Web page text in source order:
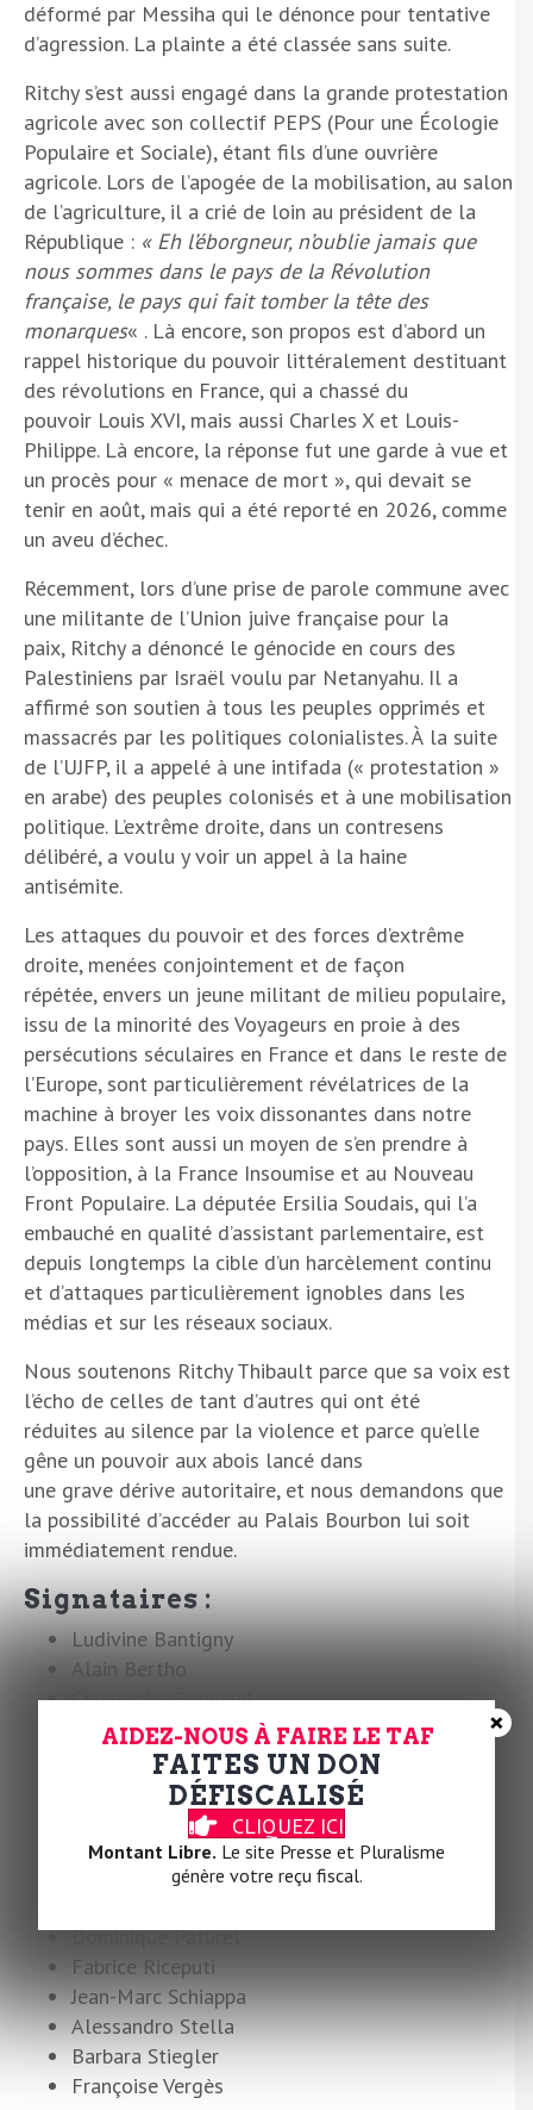
déformé par Messiha qui le dénonce pour tentative
d’agression. La plainte a été classée sans suite.
Ritchy s’est aussi engagé dans la grande protestation
agricole avec son collectif PEPS (Pour une Écologie
Populaire et Sociale), étant fils d’une ouvrière
agricole. Lors de l’apogée de la mobilisation, au salon
de l’agriculture, il a crié de loin au président de la
République : « Eh l’éborgneur, n’oublie jamais que
nous sommes dans le pays de la Révolution
française, le pays qui fait tomber la tête des
monarques« . Là encore, son propos est d’abord un
rappel historique du pouvoir littéralement destituant
des révolutions en France, qui a chassé du
pouvoir Louis XVI, mais aussi Charles X et Louis-
Philippe. Là encore, la réponse fut une garde à vue et
un procès pour « menace de mort », qui devait se
tenir en août, mais qui a été reporté en 2026, comme
un aveu d’échec.
Récemment, lors d’une prise de parole commune avec
une militante de l’Union juive française pour la
paix, Ritchy a dénoncé le génocide en cours des
Palestiniens par Israël voulu par Netanyahu. Il a
affirmé son soutien à tous les peuples opprimés et
massacrés par les politiques colonialistes. À la suite
de l’UJFP, il a appelé à une intifada (« protestation »
en arabe) des peuples colonisés et à une mobilisation
politique. L’extrême droite, dans un contresens
délibéré, a voulu y voir un appel à la haine
antisémite.
Les attaques du pouvoir et des forces d’extrême
droite, menées conjointement et de façon
répétée, envers un jeune militant de milieu populaire,
issu de la minorité des Voyageurs en proie à des
persécutions séculaires en France et dans le reste de
l’Europe, sont particulièrement révélatrices de la
machine à broyer les voix dissonantes dans notre
pays. Elles sont aussi un moyen de s’en prendre à
l’opposition, à la France Insoumise et au Nouveau
Front Populaire. La députée Ersilia Soudais, qui l’a
embauché en qualité d’assistant parlementaire, est
depuis longtemps la cible d’un harcèlement continu
et d’attaques particulièrement ignobles dans les
médias et sur les réseaux sociaux.
Nous soutenons Ritchy Thibault parce que sa voix est
l’écho de celles de tant d’autres qui ont été
réduites au silence par la violence et parce qu’elle
gêne un pouvoir aux abois lancé dans
une grave dérive autoritaire, et nous demandons que
la possibilité d’accéder au Palais Bourbon lui soit
immédiatement rendue.
Signataires :
Ludivine Bantigny
Alain Bertho
Christophe Bonneuil
Yannick Bosc
Philippe Boursier
Deborah Cohen
Jean-Baptiste Comby
Samuel Hayat
Olivier Le Cour Grandmaison
Dominique Paturel
Fabrice Riceputi
Jean-Marc Schiappa
Alessandro Stella
Barbara Stiegler
Françoise Vergès
AIDEZ-NOUS À FAIRE LE TAF
FAITES UN DON
DÉFISCALISÉ
CLIQUEZ ICI
Montant Libre. Le site Presse et Pluralisme
génère votre reçu fiscal.
×